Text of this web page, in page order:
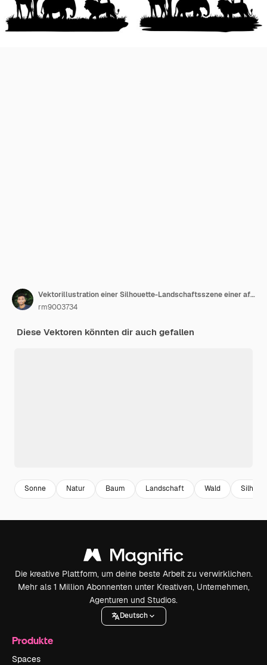
Vektorillustration einer Silhouette-Landschaftsszene einer afrikanischen Safari
rm9003734
Diese Vektoren könnten dir auch gefallen
Sonne Natur Baum Landschaft Wald
Die kreative Plattform, um deine beste Arbeit zu verwirklichen.
Mehr als 1 Million Abonnenten unter Kreativen, Unternehmen,
Agenturen und Studios.
Deutsch
Produkte
Spaces